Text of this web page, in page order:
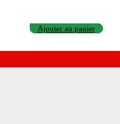
Ajouter au panier